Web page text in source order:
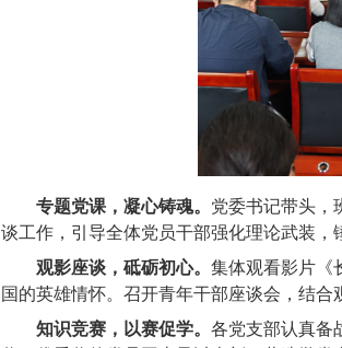
专题党课，凝心铸魂。 党委书记带头，
谈工作，引导全体党员干部强化理论武装，
观影座谈，砥砺初心。 集体观看影片《
国的英雄情怀。召开青年干部座谈会，结
知识竞赛，以赛促学。 各党支部认真备